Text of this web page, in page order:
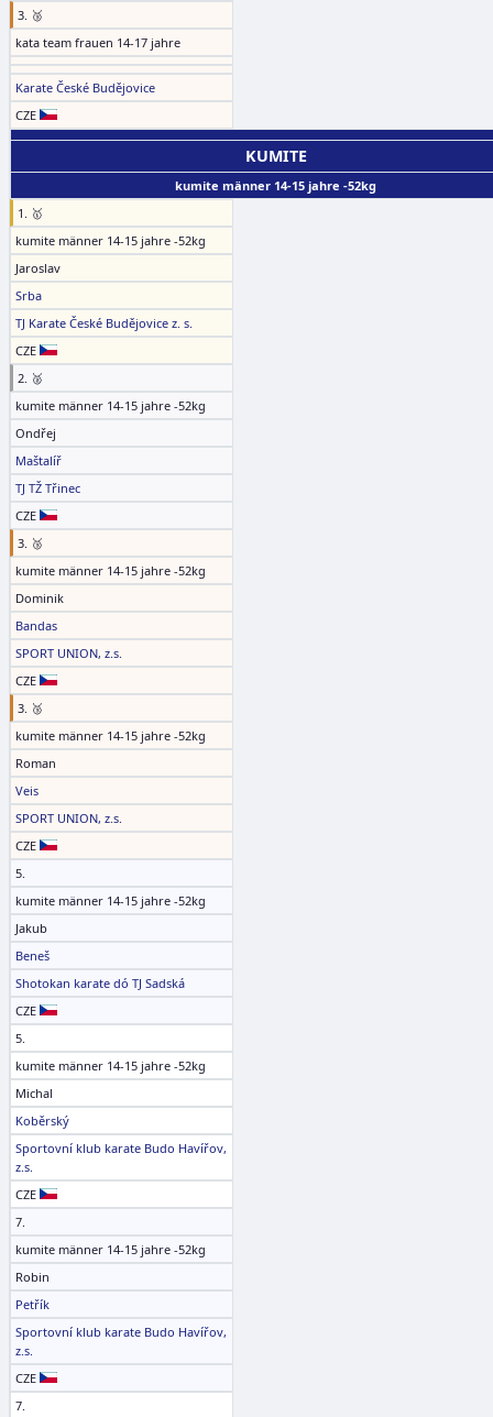
3. 🥉
kata team frauen 14-17 jahre
Karate České Budějovice
CZE
KUMITE
kumite männer 14-15 jahre -52kg
1. 🥇
kumite männer 14-15 jahre -52kg
Jaroslav
Srba
TJ Karate České Budějovice z. s.
CZE
2. 🥈
kumite männer 14-15 jahre -52kg
Ondřej
Maštalíř
TJ TŽ Třinec
CZE
3. 🥉
kumite männer 14-15 jahre -52kg
Dominik
Bandas
SPORT UNION, z.s.
CZE
3. 🥉
kumite männer 14-15 jahre -52kg
Roman
Veis
SPORT UNION, z.s.
CZE
5.
kumite männer 14-15 jahre -52kg
Jakub
Beneš
Shotokan karate dó TJ Sadská
CZE
5.
kumite männer 14-15 jahre -52kg
Michal
Koběrský
Sportovní klub karate Budo Havířov,
z.s.
CZE
7.
kumite männer 14-15 jahre -52kg
Robin
Petřík
Sportovní klub karate Budo Havířov,
z.s.
CZE
7.